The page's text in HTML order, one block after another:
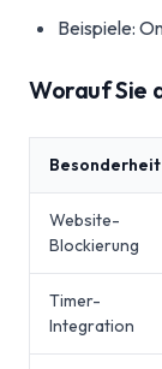
Beispiele:
Worauf Sie
Besonderheit
Website-
Blockierung
Timer-
Integration